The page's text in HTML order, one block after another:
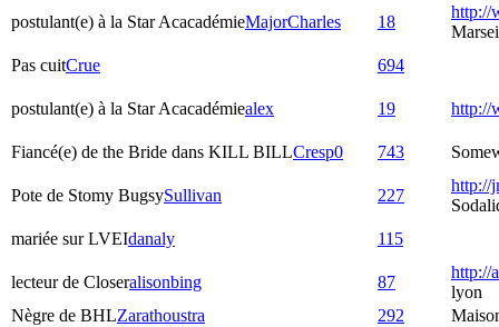
postulant(e) à la Star AcacadémieMajorCharles 18
http://
Pas cuitCrue 694
postulant(e) à la Star Acacadémiealex 19 http://
Fiancé(e) de the Bride dans KILL BILLCresp0 743
Pote de Stomy BugsySullivan 227
http://
mariée sur LVEIdanaly 115
lecteur de Closeralisonbing 87
http://
lyon
Nègre de BHLZarathoustra 292